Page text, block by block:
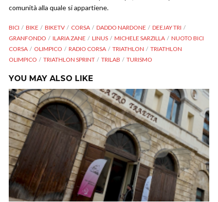
comunità alla quale si appartiene.
BICI BIKE BIKETV CORSA DADDO NARDONE
DEEJAY TRI
GRANFONDO
ILARIA ZANE LINUS MICHELE SARZILLA
NUOTO BICI
CORSA
OLIMPICO RADIO CORSA TRIATHLON
TRIATHLON
OLIMPICO
TRIATHLON SPRINT TRILAB TURISMO
YOU MAY ALSO LIKE